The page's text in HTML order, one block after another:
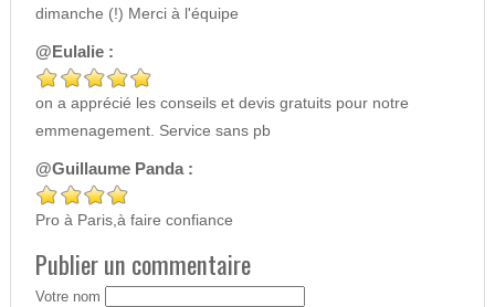
dimanche (!) Merci à l'équipe
@Eulalie :
on a apprécié les conseils et devis gratuits pour notre
emmenagement. Service sans pb
@Guillaume Panda :
Pro à Paris,à faire confiance
Publier un commentaire
Votre nom